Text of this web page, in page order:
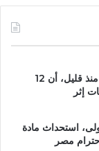
أعلنت إمارة منطقة المدينة المنورة، فى بيان لها منذ قليل، أن 12
استحداث مادة